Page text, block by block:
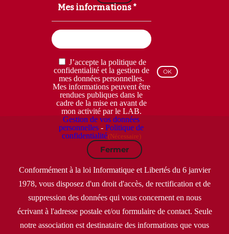
Mes informations *
RGPD
(Nécessaire)
J’accepte la politique de
confidentialité et la gestion de
mes données personnelles.
Mes informations peuvent être
rendues publiques dans le
cadre de la mise en avant de
mon activité par le LAB.
Gestion de vos données
personnelles -Politique de
confidentialité(Nécessaire)
Fermer
Conformément à la loi Informatique et Libertés du 6 janvier
1978, vous disposez d'un droit d'accès, de rectification et de
suppression des données qui vous concernent en nous
écrivant à l'adresse postale et/ou formulaire de contact. Seule
notre association est destinataire des informations que vous